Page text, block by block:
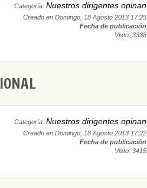
Categoría: Nuestros dirigentes opinan
Creado en Domingo, 18 Agosto 2013 17:25
Fecha de publicación
Visto: 3338
Categoría: Nuestros dirigentes opinan
Creado en Domingo, 18 Agosto 2013 17:22
Fecha de publicación
Visto: 3415